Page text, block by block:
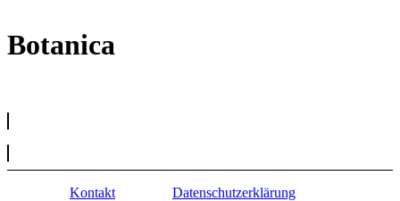
Botanica
Kontakt Datenschutzerklärung